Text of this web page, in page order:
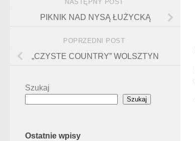
NASTĘPNY POST
PIKNIK NAD NYSĄ ŁUŻYCKĄ
POPRZEDNI POST
„CZYSTE COUNTRY” WOLSZTYN
Szukaj
Szukaj
Ostatnie wpisy